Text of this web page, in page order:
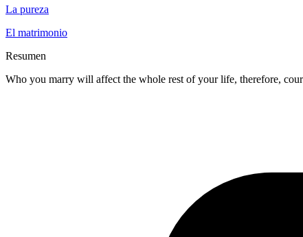
La pureza
El matrimonio
Resumen
Who you marry will affect the whole rest of your life, therefore,